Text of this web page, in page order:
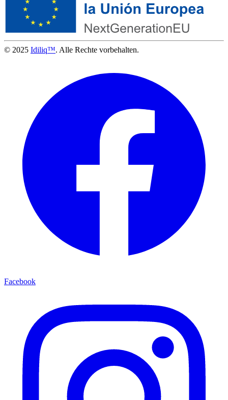
© 2025 Idiliq™. Alle Rechte vorbehalten.
Facebook